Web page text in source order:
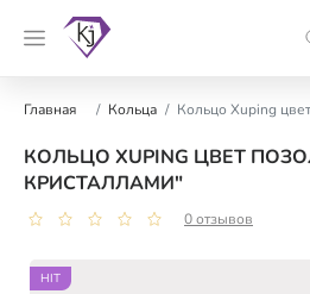
Главная Кольца Кольцо Xuping
КОЛЬЦО XUPING ЦВЕТ
КРИСТАЛЛАМИ"
0 отзывов
HIT
HIT